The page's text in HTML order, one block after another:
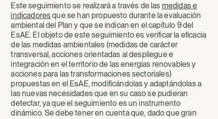
Este seguimiento se realizará a través de las medidas e
indicadoresque se han propuesto durante la evaluación
ambiental del Plan y que se indican en el capítulo 9 del
EsAE. El objeto de este seguimiento es verificar la eficacia
de las medidas ambientales (medidas de carácter
transversal, acciones orientadas al despliegue e
integración en el territorio de las energías renovables y
acciones para las transformaciones sectoriales)
propuestas en el EsAE, modificándolas y adaptándolas a
las nuevas necesidades que en su caso se pudieran
detectar, ya que el seguimiento es un instrumento
dinámico. Se debe tener en cuenta que, dado que gran